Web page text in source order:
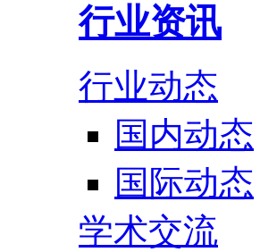
行业资讯
行业动态
国内动态
国际动态
学术交流